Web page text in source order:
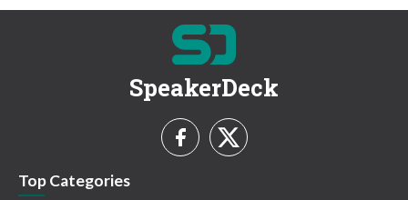
SpeakerDeck
Top Categories